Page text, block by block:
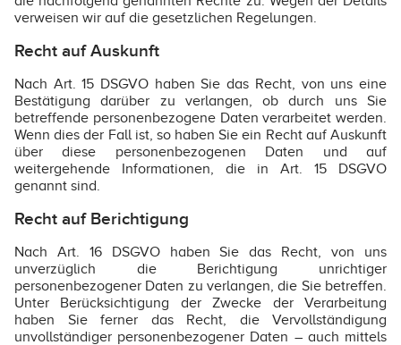
verweisen wir auf die gesetzlichen Regelungen.
Recht auf Auskunft
Nach Art. 15 DSGVO haben Sie das Recht, von uns eine
Bestätigung darüber zu verlangen, ob durch uns Sie
betreffende personenbezogene Daten verarbeitet werden.
Wenn dies der Fall ist, so haben Sie ein Recht auf Auskunft
über diese personenbezogenen Daten und auf
weitergehende Informationen, die in Art. 15 DSGVO
genannt sind.
Recht auf Berichtigung
Nach Art. 16 DSGVO haben Sie das Recht, von uns
unverzüglich die Berichtigung unrichtiger
personenbezogener Daten zu verlangen, die Sie betreffen.
Unter Berücksichtigung der Zwecke der Verarbeitung
haben Sie ferner das Recht, die Vervollständigung
unvollständiger personenbezogener Daten – auch mittels